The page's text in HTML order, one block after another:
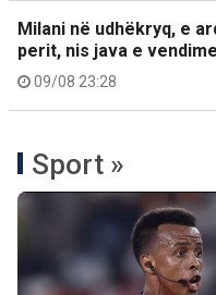
Milani në udhëkryq, e
perit, nis java e
09/08 23:28
Sport »